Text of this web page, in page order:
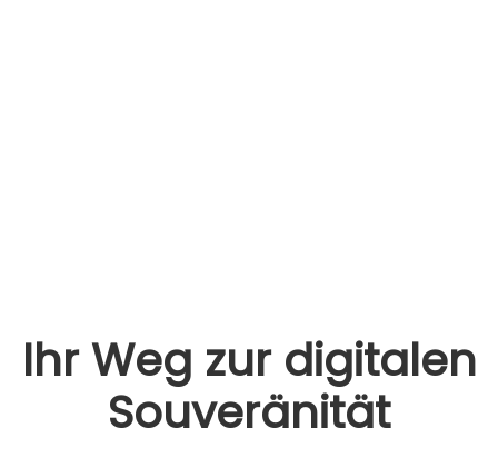
Ihr Weg zur digi­ta­len
Sou­ve­rä­ni­tät